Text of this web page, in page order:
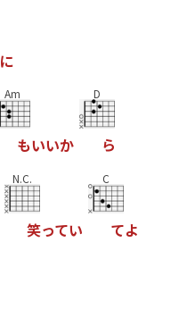
に
Am
もいいか
D
ら
N.C.
笑ってい
C
てよ